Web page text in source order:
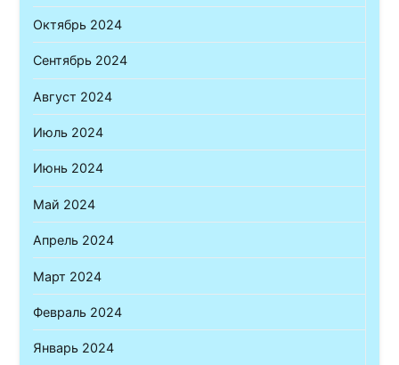
Октябрь 2024
Сентябрь 2024
Август 2024
Июль 2024
Июнь 2024
Май 2024
Апрель 2024
Март 2024
Февраль 2024
Январь 2024